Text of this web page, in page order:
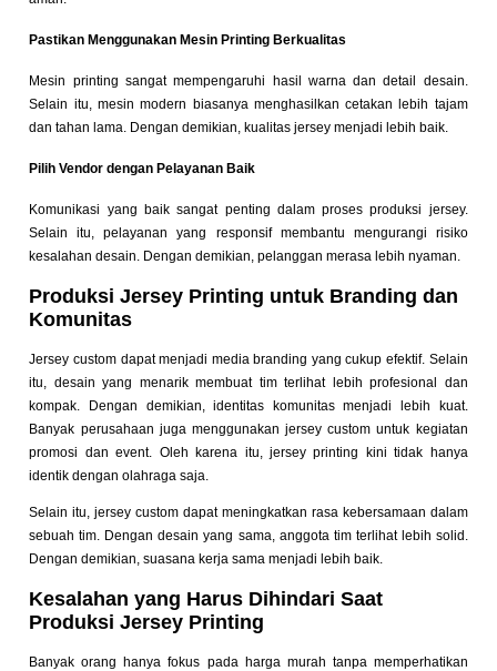
Pastikan Menggunakan Mesin Printing Berkualitas
Mesin printing sangat mempengaruhi hasil warna dan detail desain.
Selain itu, mesin modern biasanya menghasilkan cetakan lebih tajam
dan tahan lama. Dengan demikian, kualitas jersey menjadi lebih baik.
Pilih Vendor dengan Pelayanan Baik
Komunikasi yang baik sangat penting dalam proses produksi jersey.
Selain itu, pelayanan yang responsif membantu mengurangi risiko
kesalahan desain. Dengan demikian, pelanggan merasa lebih nyaman.
Produksi Jersey Printing untuk Branding dan
Komunitas
Jersey custom dapat menjadi media branding yang cukup efektif. Selain
itu, desain yang menarik membuat tim terlihat lebih profesional dan
kompak. Dengan demikian, identitas komunitas menjadi lebih kuat.
Banyak perusahaan juga menggunakan jersey custom untuk kegiatan
promosi dan event. Oleh karena itu, jersey printing kini tidak hanya
identik dengan olahraga saja.
Selain itu, jersey custom dapat meningkatkan rasa kebersamaan dalam
sebuah tim. Dengan desain yang sama, anggota tim terlihat lebih solid.
Dengan demikian, suasana kerja sama menjadi lebih baik.
Kesalahan yang Harus Dihindari Saat
Produksi Jersey Printing
Banyak orang hanya fokus pada harga murah tanpa memperhatikan